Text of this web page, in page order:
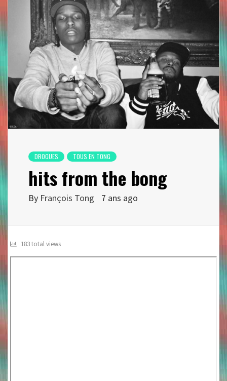
DROGUES TOUS EN TONG
hits from the bong
By François Tong 7 ans ago
183 total views